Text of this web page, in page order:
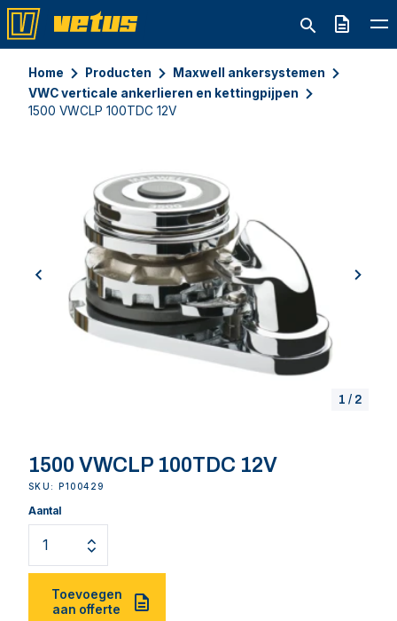
Offerte
Home Producten
Maxwell ankersystemen
VWC verticale ankerlieren en kettingpijpen
1500 VWCLP 100TDC 12V
previous next
1 / 2
1500 VWCLP 100TDC 12V
SKU: P100429
Aantal
Toevoegen
aan offerte